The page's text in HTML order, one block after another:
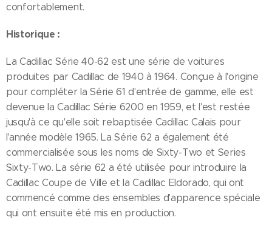
confortablement.
Historique :
La Cadillac Série 40-62 est une série de voitures
produites par Cadillac de 1940 à 1964. Conçue à l'origine
pour compléter la Série 61 d'entrée de gamme, elle est
devenue la Cadillac Série 6200 en 1959, et l'est restée
jusqu'à ce qu'elle soit rebaptisée Cadillac Calais pour
l'année modèle 1965. La Série 62 a également été
commercialisée sous les noms de Sixty-Two et Series
Sixty-Two. La série 62 a été utilisée pour introduire la
Cadillac Coupe de Ville et la Cadillac Eldorado, qui ont
commencé comme des ensembles d'apparence spéciale
qui ont ensuite été mis en production.